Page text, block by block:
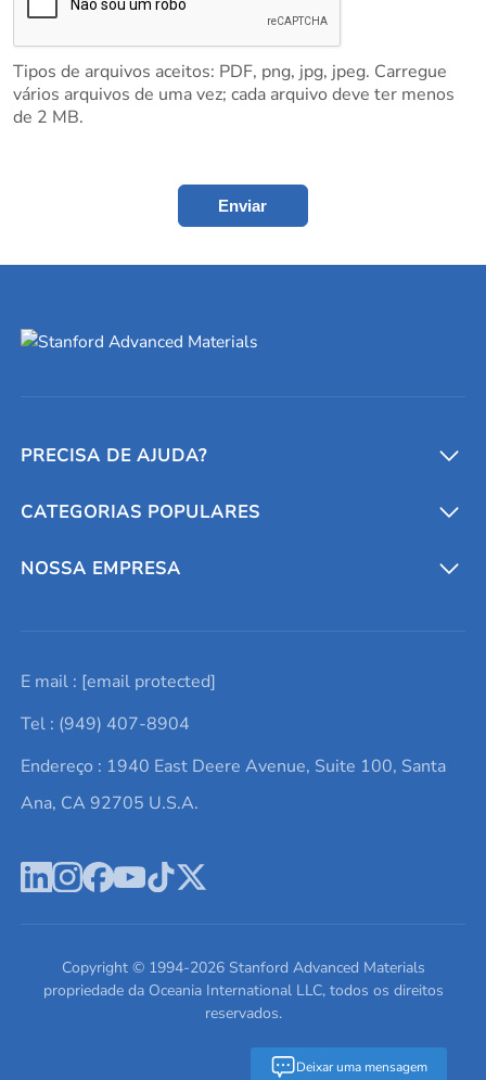
Tipos de arquivos aceitos: PDF, png, jpg, jpeg. Carregue
vários arquivos de uma vez; cada arquivo deve ter menos
de 2 MB.
Enviar
Deixar uma mensagem
PRECISA DE AJUDA?
Conversores e calculadoras
Entre em contato conosco
Lista de consultas
Termos e Condições
Política de Privacidade
CATEGORIAS POPULARES
Metais refratários
Elementos de terras raras
Alvos de pulverização catódica
Ácido hialurônico
NOSSA EMPRESA
Promoções atuais
Notícias e blogs
Estudos de caso
Escreva para nós
E mail : [email protected]
Tel : (949) 407-8904
Endereço : 1940 East Deere Avenue, Suite 100, Santa
Ana, CA 92705 U.S.A.
Copyright © 1994-2026Stanford Advanced Materials
propriedade da Oceania International LLC, todos os direitos
reservados.